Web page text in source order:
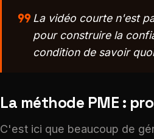
format_quote La vidéo courte n'est
pour construire la
condition de savoir
La méthode PME :
C'est ici que beaucoup de